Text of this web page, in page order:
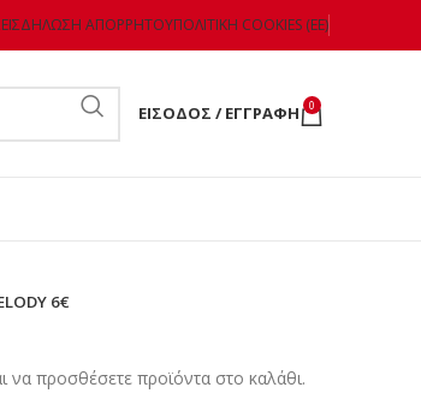
ΔΉΛΩΣΗ ΑΠΟΡΡΉΤΟΥΠΟΛΙΤΙΚΉ COOKIES (ΕΕ)
ΕΊΣΟΔΟΣ / ΕΓΓΡΑΦΉ 0
6€
να προσθέσετε προϊόντα στο καλάθι.